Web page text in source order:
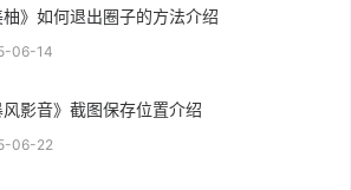
柚》如何退出圈子的方法介绍
06-14
风影音》截图保存位置介绍
06-22